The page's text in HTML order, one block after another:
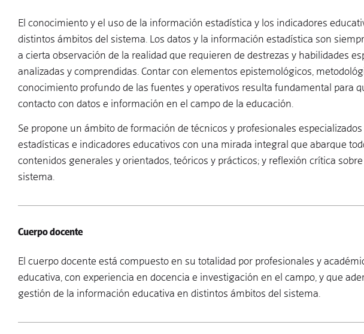
El conocimiento y el uso de la información estadística y los indicadores
distintos ámbitos del sistema. Los datos y la información estadística son
a cierta observación de la realidad que requieren de destrezas y habilidades
analizadas y comprendidas. Contar con elementos epistemológicos,
conocimiento profundo de las fuentes y operativos resulta fundamental para
contacto con datos e información en el campo de la educación.
Se propone un ámbito de formación de técnicos y profesionales
estadísticas e indicadores educativos con una mirada integral que abarque
contenidos generales y orientados, teóricos y prácticos; y reflexión crítica
sistema.
Cuerpo docente
El cuerpo docente está compuesto en su totalidad por profesionales y
educativa, con experiencia en docencia e investigación en el campo, y que
gestión de la información educativa en distintos ámbitos del sistema.